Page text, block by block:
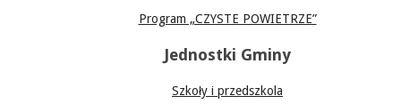
Program „CZYSTE POWIETRZE”
Jednostki Gminy
Szkoły i przedszkola